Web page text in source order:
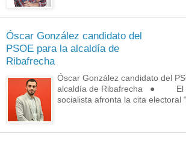
Óscar González candidato del
PSOE para la alcaldía de
Ribafrecha
Óscar González candidato del
alcaldía de Ribafrecha ● El
socialista afronta la cita electoral